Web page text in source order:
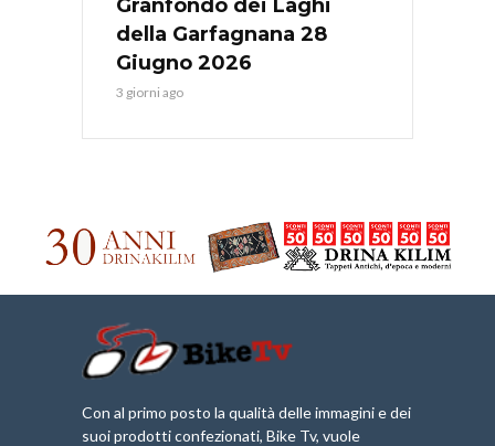
Granfondo dei Laghi
della Garfagnana 28
Giugno 2026
3 giorni ago
Con al primo posto la qualità delle immagini e dei
suoi prodotti confezionati, Bike Tv, vuole